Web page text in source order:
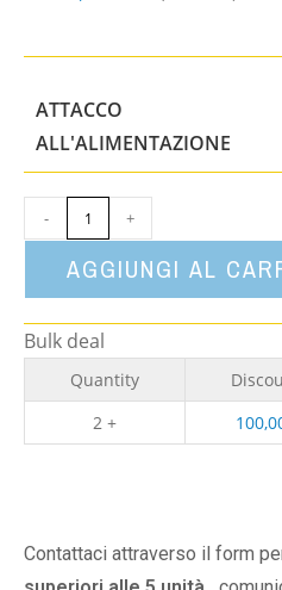
ATTACCO
ALL'ALIMENTAZIONE
- +
AGGIUNGI AL
Bulk deal
Quantity
2 +
Contattaci attraverso il form